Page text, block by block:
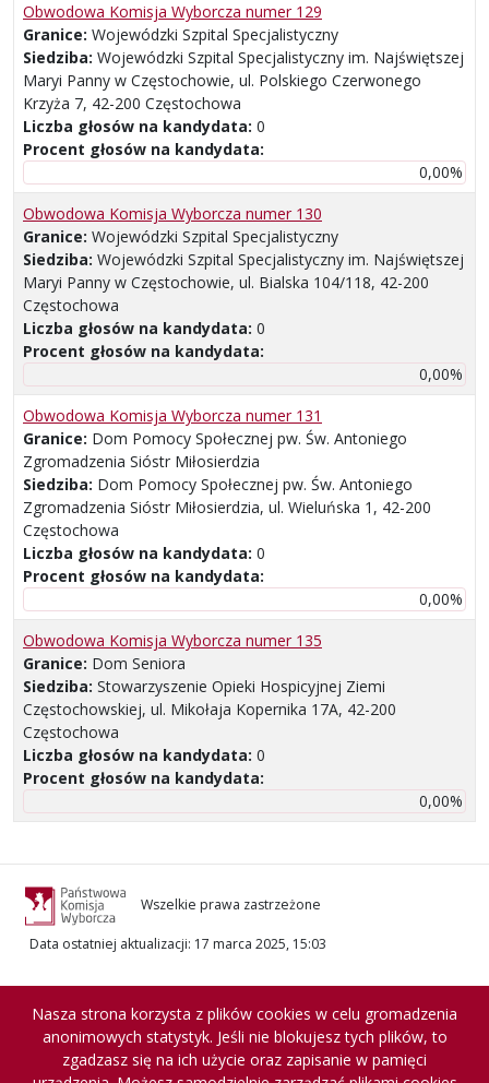
Obwodowa Komisja Wyborcza numer 129
Granice: Wojewódzki Szpital Specjalistyczny
Siedziba: Wojewódzki Szpital Specjalistyczny im. Najświętszej
Maryi Panny w Częstochowie, ul. Polskiego Czerwonego
Krzyża 7, 42-200 Częstochowa
Liczba głosów na kandydata: 0
Procent głosów na kandydata:
0,00%
Obwodowa Komisja Wyborcza numer 130
Granice: Wojewódzki Szpital Specjalistyczny
Siedziba: Wojewódzki Szpital Specjalistyczny im. Najświętszej
Maryi Panny w Częstochowie, ul. Bialska 104/118, 42-200
Częstochowa
Liczba głosów na kandydata: 0
Procent głosów na kandydata:
0,00%
Obwodowa Komisja Wyborcza numer 131
Granice: Dom Pomocy Społecznej pw. Św. Antoniego
Zgromadzenia Sióstr Miłosierdzia
Siedziba: Dom Pomocy Społecznej pw. Św. Antoniego
Zgromadzenia Sióstr Miłosierdzia, ul. Wieluńska 1, 42-200
Częstochowa
Liczba głosów na kandydata: 0
Procent głosów na kandydata:
0,00%
Obwodowa Komisja Wyborcza numer 135
Granice: Dom Seniora
Siedziba: Stowarzyszenie Opieki Hospicyjnej Ziemi
Częstochowskiej, ul. Mikołaja Kopernika 17A, 42-200
Częstochowa
Liczba głosów na kandydata: 0
Procent głosów na kandydata:
0,00%
Wszelkie prawa zastrzeżone
Data ostatniej aktualizacji: 17 marca 2025, 15:03
Nasza strona korzysta z plików cookies w celu gromadzenia
anonimowych statystyk. Jeśli nie blokujesz tych plików, to
zgadzasz się na ich użycie oraz zapisanie w pamięci